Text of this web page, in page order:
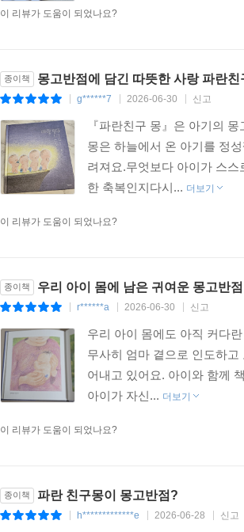
이 리뷰가 도움이 되었나요?
종이책 몽고반점에 담긴 따뜻한 사랑 파란친
g******7 2026-06-30 신고
『파란친구 몽』은 아기의
몽은 하늘에서 온 아기를 정
려져요.무엇보다 아이가 스
한 축복인지다시... 더보기
이 리뷰가 도움이 되었나요?
종이책 우리 아이 몸에 남은 귀여운 몽고반
r******a 2026-06-30 신고
우리 아이 몸에도 아직 커다
무사히 엄마 곁으로 인도하
어내고 있어요. 아이와 함께
아이가 자신... 더보기
이 리뷰가 도움이 되었나요?
종이책 파란 친구몽이 몽고반점?
h*************e 2026-06-28 신고